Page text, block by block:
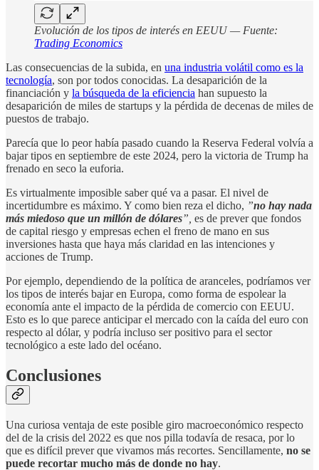
Evolución de los tipos de interés en EEUU — Fuente:
Trading Economics
Las consecuencias de la subida, en una industria volátil como es la
tecnología, son por todos conocidas. La desaparición de la
financiación y la búsqueda de la eficiencia han supuesto la
desaparición de miles de startups y la pérdida de decenas de miles de
puestos de trabajo.
Parecía que lo peor había pasado cuando la Reserva Federal volvía a
bajar tipos en septiembre de este 2024, pero la victoria de Trump ha
frenado en seco la euforia.
Es virtualmente imposible saber qué va a pasar. El nivel de
incertidumbre es máximo. Y como bien reza el dicho, ”no hay nada
más miedoso que un millón de dólares”, es de prever que fondos
de capital riesgo y empresas echen el freno de mano en sus
inversiones hasta que haya más claridad en las intenciones y
acciones de Trump.
Por ejemplo, dependiendo de la política de aranceles, podríamos ver
los tipos de interés bajar en Europa, como forma de espolear la
economía ante el impacto de la pérdida de comercio con EEUU.
Esto es lo que parece anticipar el mercado con la caída del euro con
respecto al dólar, y podría incluso ser positivo para el sector
tecnológico a este lado del océano.
Conclusiones
Una curiosa ventaja de este posible giro macroeconómico respecto
del de la crisis del 2022 es que nos pilla todavía de resaca, por lo
que es difícil prever que vivamos más recortes. Sencillamente, no se
puede recortar mucho más de donde no hay.